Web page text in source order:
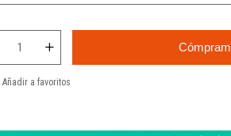
Añadir a favoritos